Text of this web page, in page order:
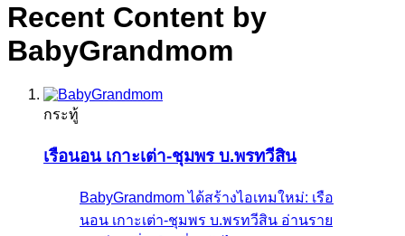
Recent Content by
BabyGrandmom
กระทู้
เรือนอน เกาะเต่า-ชุมพร บ.พรทวีสิน
BabyGrandmom ได้สร้างไอเทมใหม่: เรือ
นอน เกาะเต่า-ชุมพร บ.พรทวีสิน อ่านราย